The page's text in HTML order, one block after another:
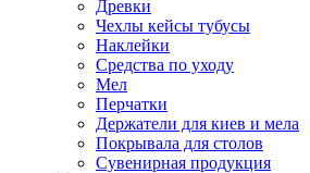
Древки
Чехлы кейсы тубусы
Наклейки
Средства по уходу
Мел
Перчатки
Держатели для киев и мела
Покрывала для столов
Сувенирная продукция